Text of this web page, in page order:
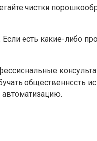
чистки
есть какие-либо
общественность
автоматизацию.